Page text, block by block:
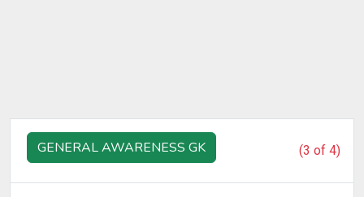
GENERAL AWARENESS GK (3 of 4)